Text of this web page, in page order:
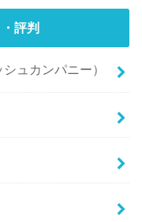
評判
ュカンパニー）